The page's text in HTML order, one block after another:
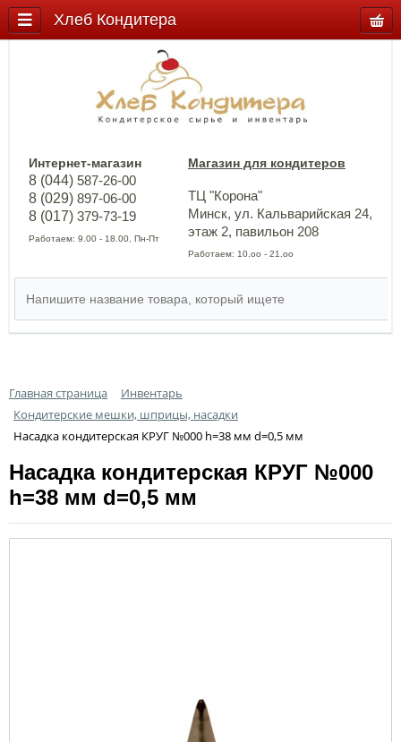
Интернет-магазин
8 (044) 587-26-00
8 (029) 897-06-00
8 (017) 379-73-19
Работаем: 9.00 - 18.00, Пн-Пт
Магазин для кондитеров
ТЦ "Корона"
Минск, ул. Кальварийская 24,
этаж 2, павильон 208
Работаем: 10.оо - 21.оо
Главная страница
Инвентарь
Кондитерские мешки, шприцы, насадки
Насадка кондитерская КРУГ №000 h=38 мм d=0,5 мм
Насадка кондитерская КРУГ №000
h=38 мм d=0,5 мм
Хлеб Кондитера